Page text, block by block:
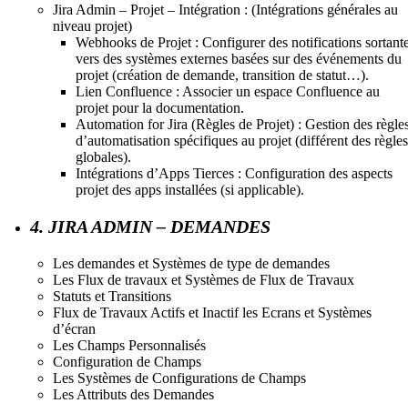
Jira Admin – Projet – Intégration : (Intégrations générales au
niveau projet)
Webhooks de Projet : Configurer des notifications
vers des systèmes externes basées sur des événements du
projet (création de demande, transition de statut…).
Lien Confluence : Associer un espace Confluence au
projet pour la documentation.
Automation for Jira (Règles de Projet) : Gestion des
d’automatisation spécifiques au projet (différent des règles
globales).
Intégrations d’Apps Tierces : Configuration des aspects
projet des apps installées (si applicable).
4. JIRA ADMIN – DEMANDES
Les demandes et Systèmes de type de demandes
Les Flux de travaux et Systèmes de Flux de Travaux
Statuts et Transitions
Flux de Travaux Actifs et Inactif les Ecrans et Systèmes
d’écran
Les Champs Personnalisés
Configuration de Champs
Les Systèmes de Configurations de Champs
Les Attributs des Demandes